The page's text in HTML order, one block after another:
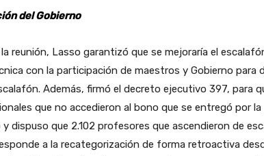
del Gobierno
reunión, Lasso garantizó que se mejoraría el
con la participación de maestros y Gobierno para
Además, firmó el decreto ejecutivo 397, para
que no accedieron al bono que se entregó por
y dispuso que 2.102 profesores que ascendieron de
a la recategorización de forma retroactiva